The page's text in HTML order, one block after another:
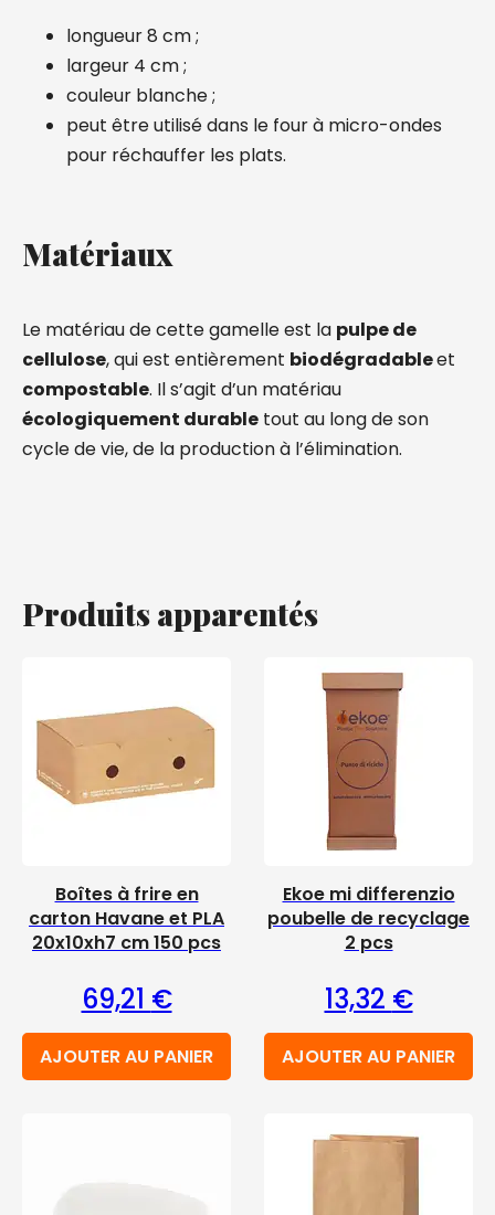
longueur 8 cm ;
largeur 4 cm ;
couleur blanche ;
peut être utilisé dans le four à micro-ondes
pour réchauffer les plats.
Matériaux
Le matériau de cette gamelle est la pulpe de
cellulose, qui est entièrement biodégradableet
compostable. Il s’agit d’un matériau
écologiquement durable tout au long de son
cycle de vie, de la production à l’élimination.
Produits apparentés
Boîtes à frire en
carton Havane et PLA
20x10xh7 cm 150 pcs
69,21 €
AJOUTER AU PANIER
Ekoe mi differenzio
poubelle de recyclage
2 pcs
13,32 €
AJOUTER AU PANIER